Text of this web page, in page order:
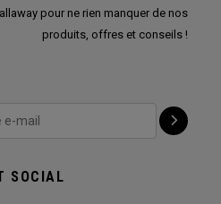
pour ne rien manquer de nos
produits, offres et conseils !
SOCIAL